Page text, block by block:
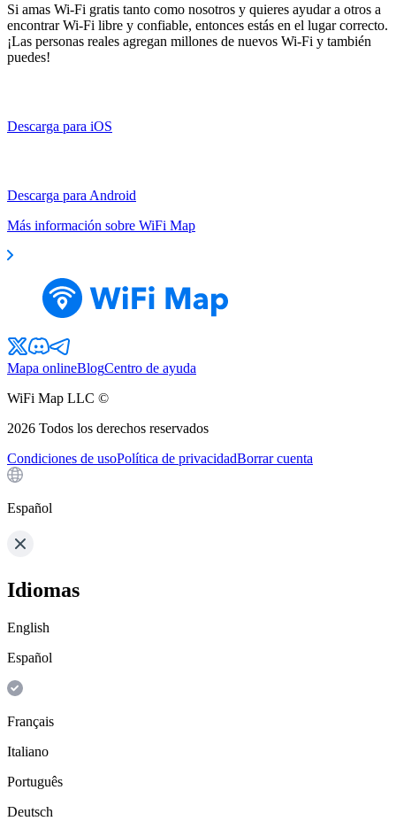
Si amas Wi-Fi gratis tanto como nosotros y quieres ayudar a otros a
encontrar Wi-Fi libre y confiable, entonces estás en el lugar correcto.
¡Las personas reales agregan millones de nuevos Wi-Fi y también
puedes!
Descarga para iOS
Descarga para Android
Más información sobre WiFi Map
Mapa onlineBlogCentro de ayuda
WiFi Map LLC ©
2026 Todos los derechos reservados
Condiciones de usoPolítica de privacidadBorrar cuenta
Español
Idiomas
English
Español
Français
Italiano
Português
Deutsch